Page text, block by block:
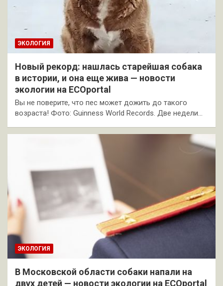
ЭКОЛОГИЯ
Новый рекорд: нашлась старейшая собака
в истории, и она еще жива — новости
экологии на ECOportal
Вы не поверите, что пес может дожить до такого
возраста! Фото: Guinness World Records. Две недели…
ЭКОЛОГИЯ
В Московской области собаки напали на
двух детей — новости экологии на ECOportal